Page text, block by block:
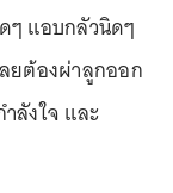
แอบกลัวนิดๆ
ยต้องผ่าลูกออก
ลังใจ และ